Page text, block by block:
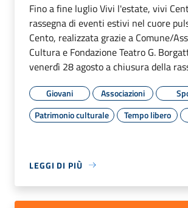
Fino a fine luglio Vivi l'estate, vivi
rassegna di eventi estivi nel cuore
Cento, realizzata grazie a Comune/
Cultura e Fondazione Teatro G.
venerdì 28 agosto a chiusura della
Giovani Associazioni
Patrimonio culturale
Tempo libero
LEGGI DI PIÙ